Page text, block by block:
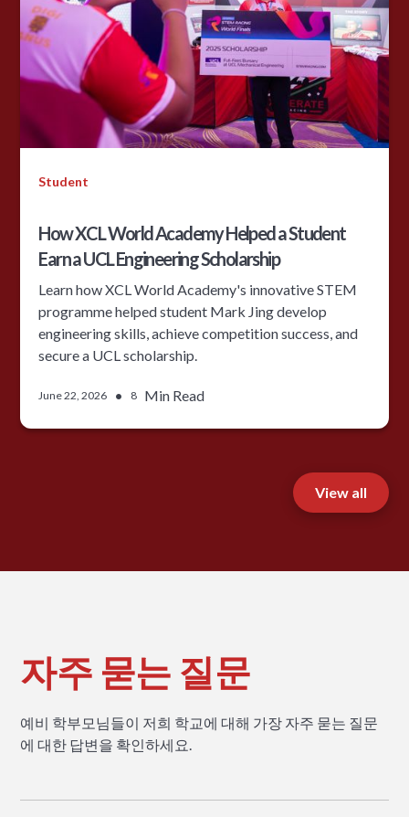
Student
How XCL World Academy Helped a Student
Earn a UCL Engineering Scholarship
Learn how XCL World Academy's innovative STEM
programme helped student Mark Jing develop
engineering skills, achieve competition success, and
secure a UCL scholarship.
June 22, 2026 • 8 Min Read
View all
자주 묻는 질문
예비 학부모님들이 저희 학교에 대해 가장 자주 묻는 질문
에 대한 답변을 확인하세요.